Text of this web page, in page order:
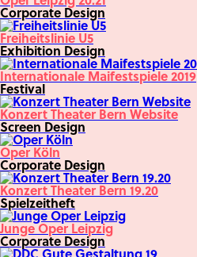
Corporate Design
Freiheitslinie U5
Exhibition Design
Internationale Maifestspiele 2019
Festival
Konzert Theater Bern Website
Screen Design
Oper Köln
Corporate Design
Konzert Theater Bern 19.20
Spielzeitheft
Junge Oper Leipzig
Corporate Design